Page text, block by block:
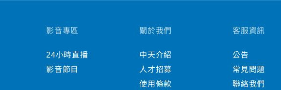
影音專區
24小時直播
影音節目
關於我們
中天介紹
人才招募
使用條款
客服資訊
公告
常見問題
聯絡我們